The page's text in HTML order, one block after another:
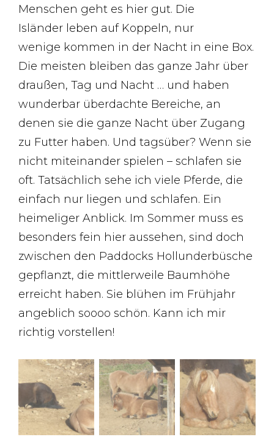
Menschen geht es hier gut. Die
Isländer leben auf Koppeln, nur
wenige kommen in der Nacht in eine Box.
Die meisten bleiben das ganze Jahr über
draußen, Tag und Nacht … und haben
wunderbar überdachte Bereiche, an
denen sie die ganze Nacht über Zugang
zu Futter haben. Und tagsüber? Wenn sie
nicht miteinander spielen – schlafen sie
oft. Tatsächlich sehe ich viele Pferde, die
einfach nur liegen und schlafen. Ein
heimeliger Anblick. Im Sommer muss es
besonders fein hier aussehen, sind doch
zwischen den Paddocks Hollunderbüsche
gepflanzt, die mittlerweile Baumhöhe
erreicht haben. Sie blühen im Frühjahr
angeblich soooo schön. Kann ich mir
richtig vorstellen!